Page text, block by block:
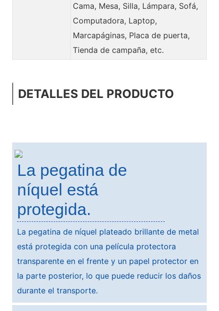
Cama, Mesa, Silla, Lámpara, Sofá,
Computadora, Laptop,
Marcapáginas, Placa de puerta,
Tienda de campaña, etc.
DETALLES DEL PRODUCTO
La pegatina de
níquel está
protegida.
La pegatina de níquel plateado brillante de metal
está protegida con una película protectora
transparente en el frente y un papel protector en
la parte posterior, lo que puede reducir los daños
durante el transporte.